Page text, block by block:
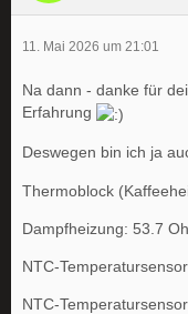
11. Mai 2026 um 21:01
Na dann - danke für
Erfahrung
Deswegen bin ich ja
Thermoblock
Dampfheizung: 53.7
NTC-
NTC-